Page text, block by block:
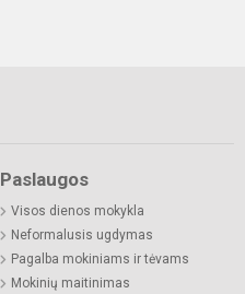
Paslaugos
Visos dienos mokykla
Neformalusis ugdymas
Pagalba mokiniams ir tėvams
Mokinių maitinimas